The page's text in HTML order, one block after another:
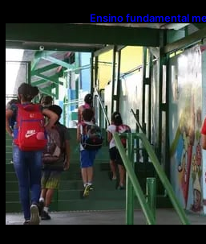
Ensino fundamental